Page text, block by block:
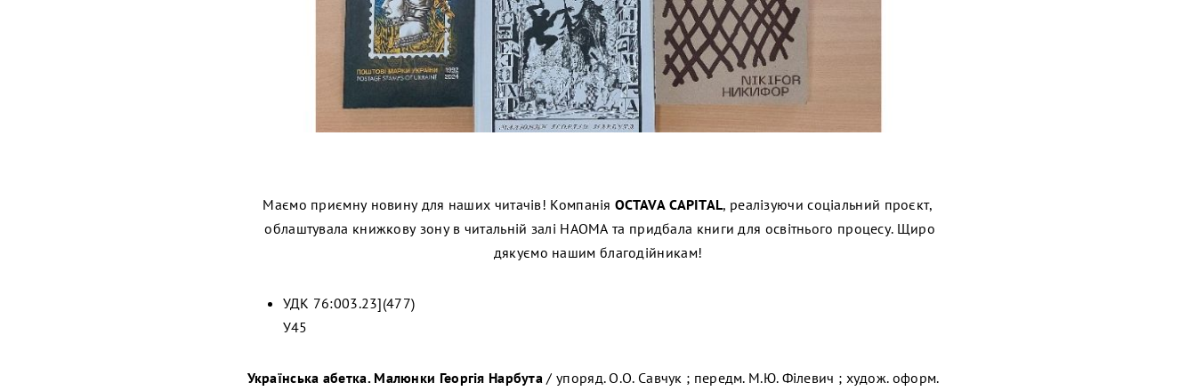
Маємо приємну новину для наших читачів! КомпаніяOCTAVA CAPITAL, реалізуючи соціальний проєкт,
облаштувала книжкову зону в читальній залі НАОМА та придбала книги для освітнього процесу. Щиро
дякуємо нашим благодійникам!
УДК 76:003.23](477)
У45
Українська абетка. Малюнки Георгія Нарбута / упоряд. О.О. Савчук ; передм. М.Ю. Філевич ; худож. оформ.